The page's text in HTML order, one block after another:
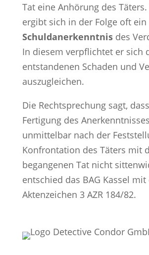
Tat eine Anhörung des
ergibt sich in der Folge oft ein
Schuldanerkenntnisdes
In diesem verpflichtet er sich
entstandenen Schaden und
auszugleichen.
Die Rechtsprechung sagt,
Fertigung des
unmittelbar nach der
Konfrontation des Täters mit
begangenen Tat nicht
entschied das BAG Kassel mit
Aktenzeichen 3 AZR 184/82.